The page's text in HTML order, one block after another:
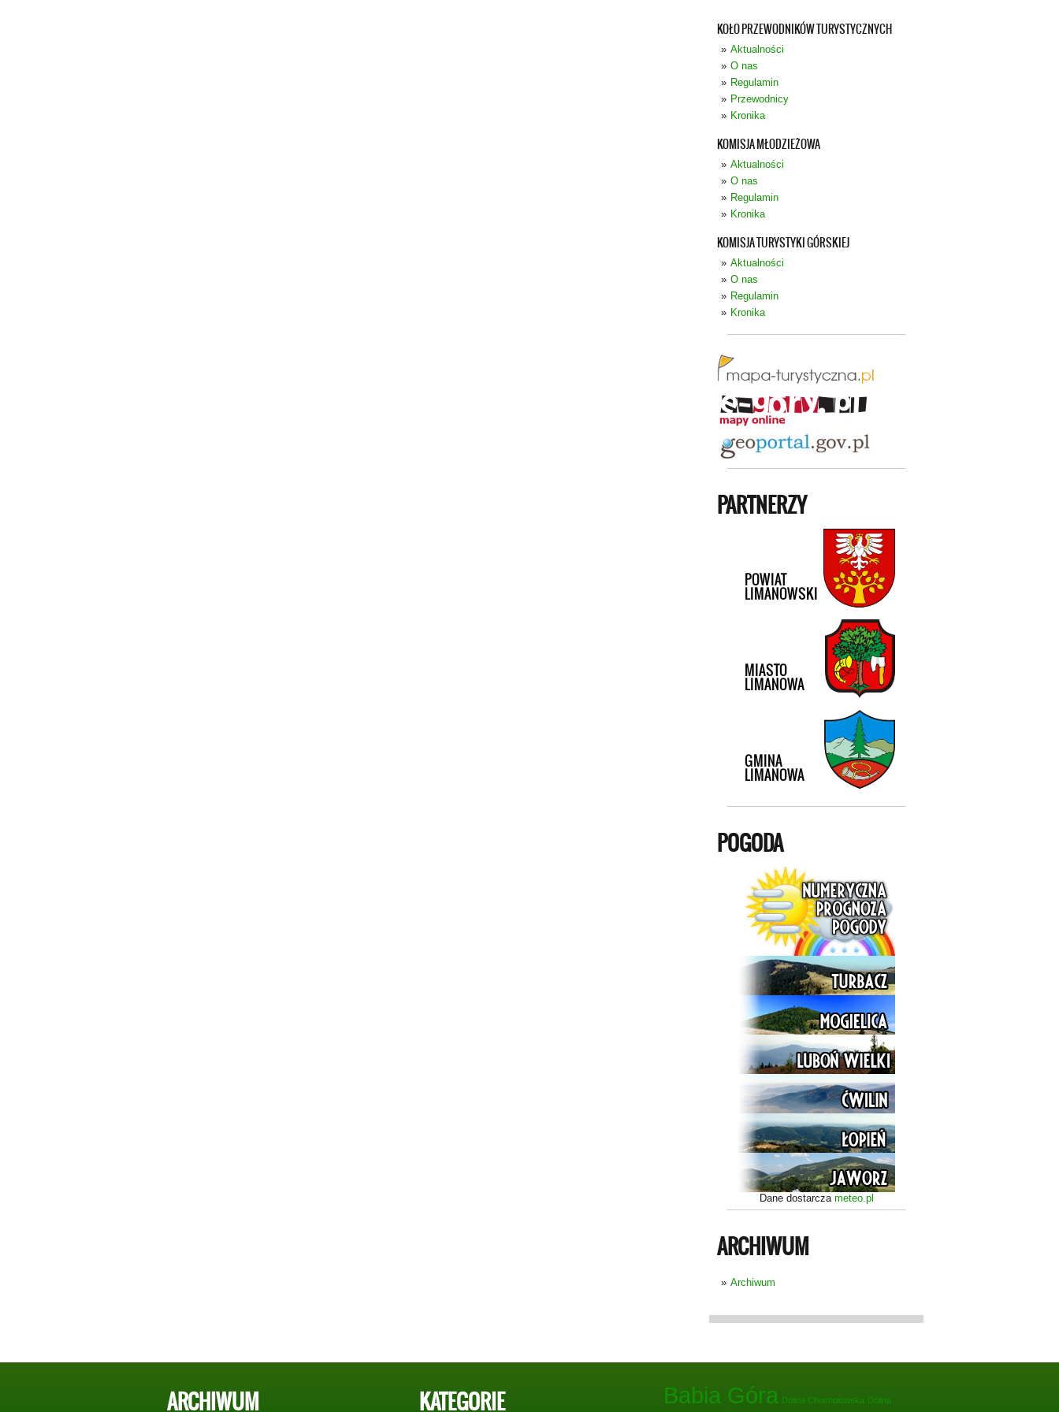
KOŁO PRZEWODNIKÓW TURYSTYCZNYCH
Aktualności
O nas
Regulamin
Przewodnicy
Kronika
KOMISJA MŁODZIEŻOWA
Aktualności
O nas
Regulamin
Kronika
KOMISJA TURYSTYKI GÓRSKIEJ
Aktualności
O nas
Regulamin
Kronika
PARTNERZY
POGODA
Dane dostarcza meteo.pl
ARCHIWUM
Archiwum
ARCHIWUM KATEGORIE Babia Góra Dolina Chochołowska Dolina